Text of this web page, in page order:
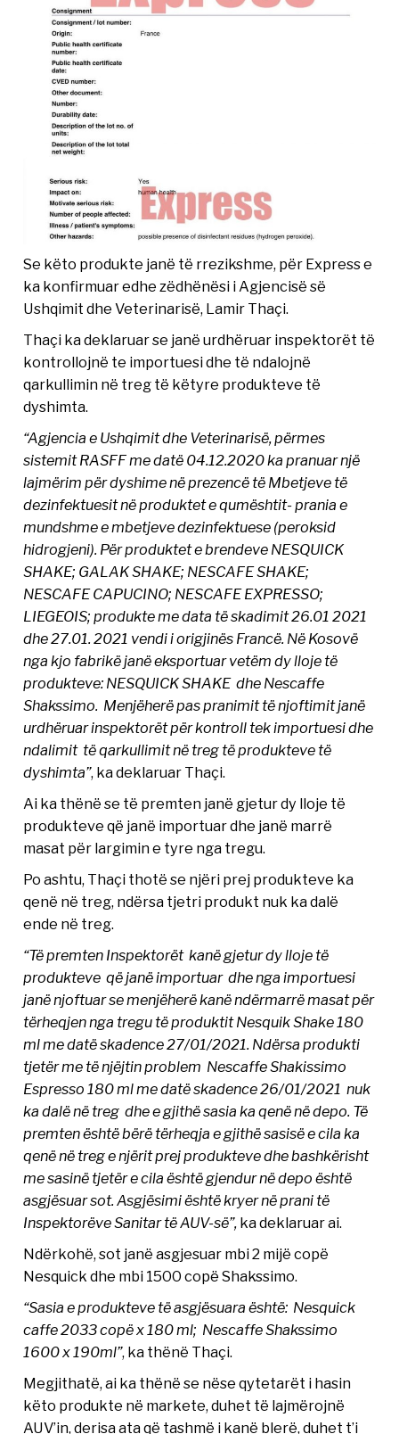
Se këto produkte janë të rrezikshme, për Express e
ka konfirmuar edhe zëdhënësi i Agjencisë së
Ushqimit dhe Veterinarisë, Lamir Thaçi.
Thaçi ka deklaruar se janë urdhëruar inspektorët të
kontrollojnë te importuesi dhe të ndalojnë
qarkullimin në treg të këtyre produkteve të
dyshimta.
“Agjencia e Ushqimit dhe Veterinarisë, përmes
sistemit RASFF me datë 04.12.2020 ka pranuar një
lajmërim për dyshime në prezencë të Mbetjeve të
dezinfektuesit në produktet e qumështit- prania e
mundshme e mbetjeve dezinfektuese (peroksid
hidrogjeni). Për produktet e brendeve NESQUICK
SHAKE; GALAK SHAKE; NESCAFE SHAKE;
NESCAFE CAPUCINO; NESCAFE EXPRESSO;
LIEGEOIS; produkte me data të skadimit 26.01 2021
dhe 27.01. 2021 vendi i origjinës Francë. Në Kosovë
nga kjo fabrikë janë eksportuar vetëm dy lloje të
produkteve: NESQUICK SHAKE dhe Nescaffe
Shakssimo. Menjëherë pas pranimit të njoftimit janë
urdhëruar inspektorët për kontroll tek importuesi dhe
ndalimit të qarkullimit në treg të produkteve të
dyshimta”, ka deklaruar Thaçi.
Ai ka thënë se të premten janë gjetur dy lloje të
produkteve që janë importuar dhe janë marrë
masat për largimin e tyre nga tregu.
Po ashtu, Thaçi thotë se njëri prej produkteve ka
qenë në treg, ndërsa tjetri produkt nuk ka dalë
ende në treg.
“Të premten Inspektorët kanë gjetur dy lloje të
produkteve që janë importuar dhe nga importuesi
janë njoftuar se menjëherë kanë ndërmarrë masat për
tërheqjen nga tregu të produktit Nesquik Shake 180
ml me datë skadence 27/01/2021. Ndërsa produkti
tjetër me të njëjtin problem Nescaffe Shakissimo
Espresso 180 ml me datë skadence 26/01/2021 nuk
ka dalë në treg dhe e gjithë sasia ka qenë në depo. Të
premten është bërë tërheqja e gjithë sasisë e cila ka
qenë në treg e njërit prej produkteve dhe bashkërisht
me sasinë tjetër e cila është gjendur në depo është
asgjësuar sot. Asgjësimi është kryer në prani të
Inspektorëve Sanitar të AUV-së”, ka deklaruar ai.
Ndërkohë, sot janë asgjesuar mbi 2 mijë copë
Nesquick dhe mbi 1500 copë Shakssimo.
“Sasia e produkteve të asgjësuara është: Nesquick
caffe 2033 copë x 180 ml; Nescaffe Shakssimo
1600 x 190ml”, ka thënë Thaçi.
Megjithatë, ai ka thënë se nëse qytetarët i hasin
këto produkte në markete, duhet të lajmërojnë
AUV’in, derisa ata që tashmë i kanë blerë, duhet t’i